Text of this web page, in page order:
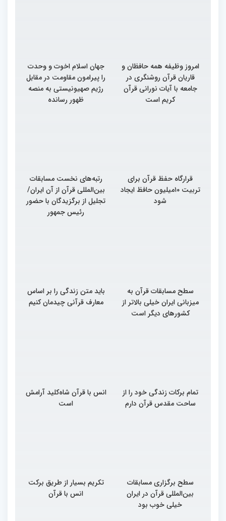
امروز وظیفه همه حافظان و
قاریان قرآن روشنگری در
جامعه با آیات نورانی قرآن
کریم است
جهان اسلام اخوت و وحدت
را پیرامون مقاومت در مقابل
رژیم صهیونیستی به منصه
ظهور رسانده
قرارگاه حفظ قرآن برای
تربیت ۱۰میلیون حافظ ایجاد
شود
رتبه‌های نخست مسابقات
بین‌المللی قرآن از آن ایران/
تجلیل از برگزیدگان با حضور
رئیس جمهور
سطح مسابقات قرآن به
میزبانی ایران خیلی بالاتر از
کشورهای دیگر است
باید متن زندگی را بر اساس
معارف قرآنی چیدمان کنیم
تمام برکات زندگی خود را از
ساحت مقدس قرآن دارم
انس با قرآن شاه‌کلید آرامش
است
سطح برگزاری مسابقات
بین‌المللی قرآن در ایران
خیلی خوب بود
تکریم بسیار از طریق برکت
انس با قرآن